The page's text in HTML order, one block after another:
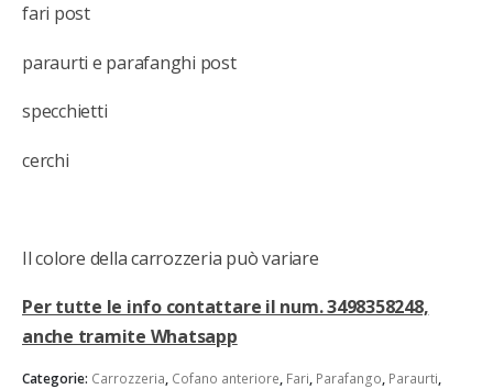
fari post
paraurti e parafanghi post
specchietti
cerchi
Il colore della carrozzeria può variare
Per tutte le info contattare il num. 3498358248,
anche tramite Whatsapp
Categorie: Carrozzeria, Cofano anteriore, Fari, Parafango, Paraurti,